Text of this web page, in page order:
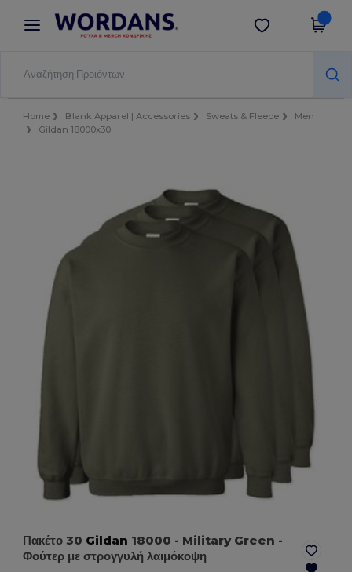
× Εφαρμογή Wordans
Καλύτερες τιμές στην εφαρμογή!
Λήψη app
Home Blank Apparel | Accessories Sweats & Fleece
Men
Gildan 18000x30
Πακέτο 30 Gildan 18000 - Military Green -
Φούτερ με στρογγυλή λαιμόκοψη